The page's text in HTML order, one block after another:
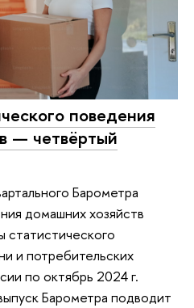
поведения
— четвёртый
Барометра
домашних хозяйств
статистического
и потребительских
по октябрь 2024 г.
Барометра подводит